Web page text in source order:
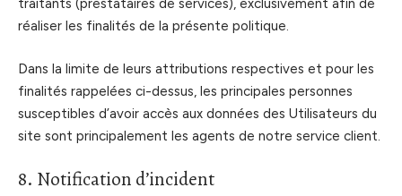
traitants (prestataires de services), exclusivement afin de
réaliser les finalités de la présente politique.
Dans la limite de leurs attributions respectives et pour les
finalités rappelées ci-dessus, les principales personnes
susceptibles d’avoir accès aux données des Utilisateurs du
site sont principalement les agents de notre service client.
8. Notification d’incident